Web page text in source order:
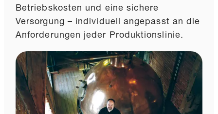
Betriebskosten und eine sichere
Versorgung – individuell angepasst an die
Anforderungen jeder Produktionslinie.